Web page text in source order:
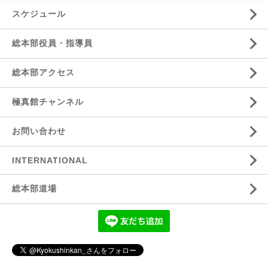
スケジュール
総本部役員・指導員
総本部アクセス
極真館チャンネル
お問い合わせ
INTERNATIONAL
総本部道場